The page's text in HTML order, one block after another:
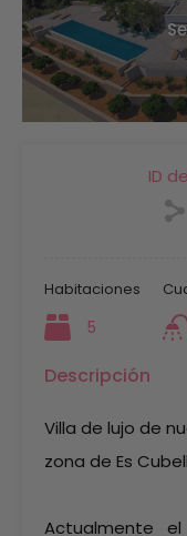
ID
Habitaciones
5
Descripción
Villa de lujo de
zona de Es
Actualmente